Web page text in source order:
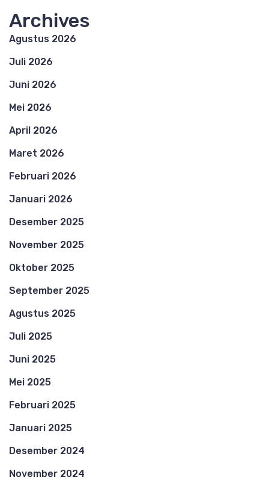
Archives
Agustus 2026
Juli 2026
Juni 2026
Mei 2026
April 2026
Maret 2026
Februari 2026
Januari 2026
Desember 2025
November 2025
Oktober 2025
September 2025
Agustus 2025
Juli 2025
Juni 2025
Mei 2025
Februari 2025
Januari 2025
Desember 2024
November 2024